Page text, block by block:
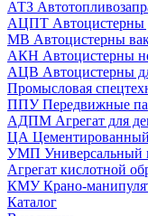
АТЗ
АЦПТ Автоцистерны
МВ Автоцистерны
АКН Автоцистерны
АЦВ Автоцистерны
Промысловая
ППУ Передвижные
АДПМ Агрегат для
ЦА Цементированный
УМП Универсальный
Агрегат кислотной
КМУ Крано-
Каталог